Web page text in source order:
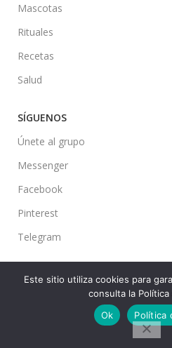
Mascotas
Rituales
Recetas
Salud
SÍGUENOS
Únete al grupo
Messenger
Facebook
Pinterest
Telegram
2022 Created
Este sitio utiliza cookies para
consulta la
Ok
Política